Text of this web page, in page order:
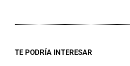
TE PODRÍA INTERESAR